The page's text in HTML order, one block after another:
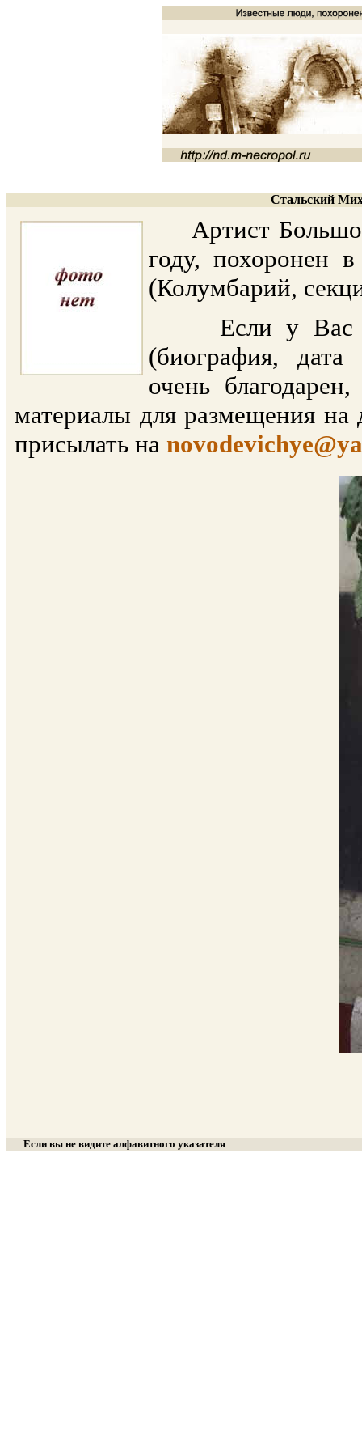
Стальский
Артист
году, похоронен
(Колумбарий,
Если у Вас
(биография,
очень
материалы для размещения
присылать на
Если вы не видите алфавитного указателя